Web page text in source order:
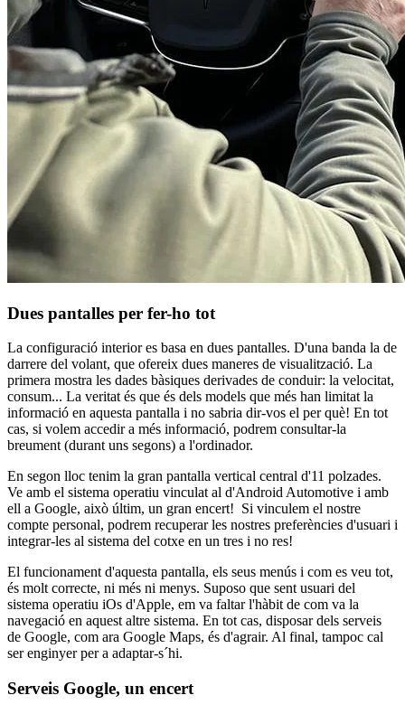
Dues pantalles per fer-ho tot
La configuració interior es basa en dues pantalles. D'una banda la de
darrere del volant, que ofereix dues maneres de visualització. La
primera mostra les dades bàsiques derivades de conduir: la velocitat,
consum... La veritat és que és dels models que més han limitat la
informació en aquesta pantalla i no sabria dir-vos el per què! En tot
cas, si volem accedir a més informació, podrem consultar-la
breument (durant uns segons) a l'ordinador.
En segon lloc tenim la gran pantalla vertical central d'11 polzades.
Ve amb el sistema operatiu vinculat al d'Android Automotive i amb
ell a Google, això últim, un gran encert! Si vinculem el nostre
compte personal, podrem recuperar les nostres preferències d'usuari i
integrar-les al sistema del cotxe en un tres i no res!
El funcionament d'aquesta pantalla, els seus menús i com es veu tot,
és molt correcte, ni més ni menys. Suposo que sent usuari del
sistema operatiu iOs d'Apple, em va faltar l'hàbit de com va la
navegació en aquest altre sistema. En tot cas, disposar dels serveis
de Google, com ara Google Maps, és d'agrair. Al final, tampoc cal
ser enginyer per a adaptar-s´hi.
Serveis Google, un encert